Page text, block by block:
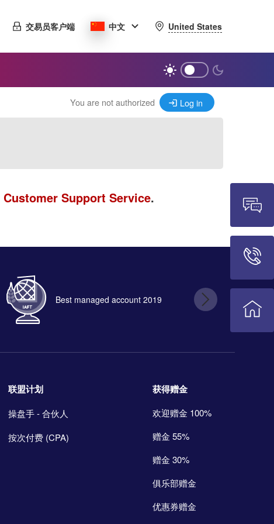
交易员客户端 中文 United States
You are not authorized Log in
Customer Support Service.
Best managed account 2019
联盟计划
操盘手 - 合伙人
按次付费 (CPA)
获得赠金
欢迎赠金 100%
赠金 55%
赠金 30%
俱乐部赠金
优惠券赠金